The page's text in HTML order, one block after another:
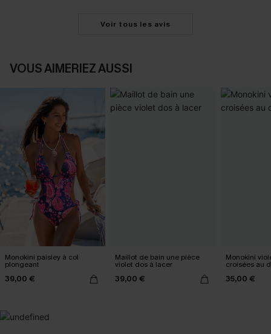
Voir tous les avis
VOUS AIMERIEZ AUSSI
Monokini paisley à col
plongeant
39,00 €
Maillot de bain une pièce
violet dos à lacer
39,00 €
Monokini
croisées au
35,00 €